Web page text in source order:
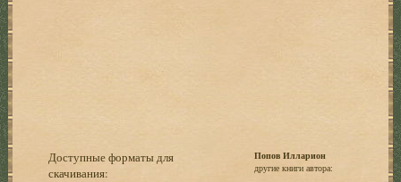
Доступные форматы для
скачивания:
Попов Илларион
другие книги автора: